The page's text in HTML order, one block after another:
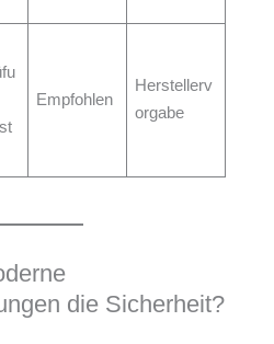
Empfohlen
Herstellerv
orgabe
die Sicherheit?